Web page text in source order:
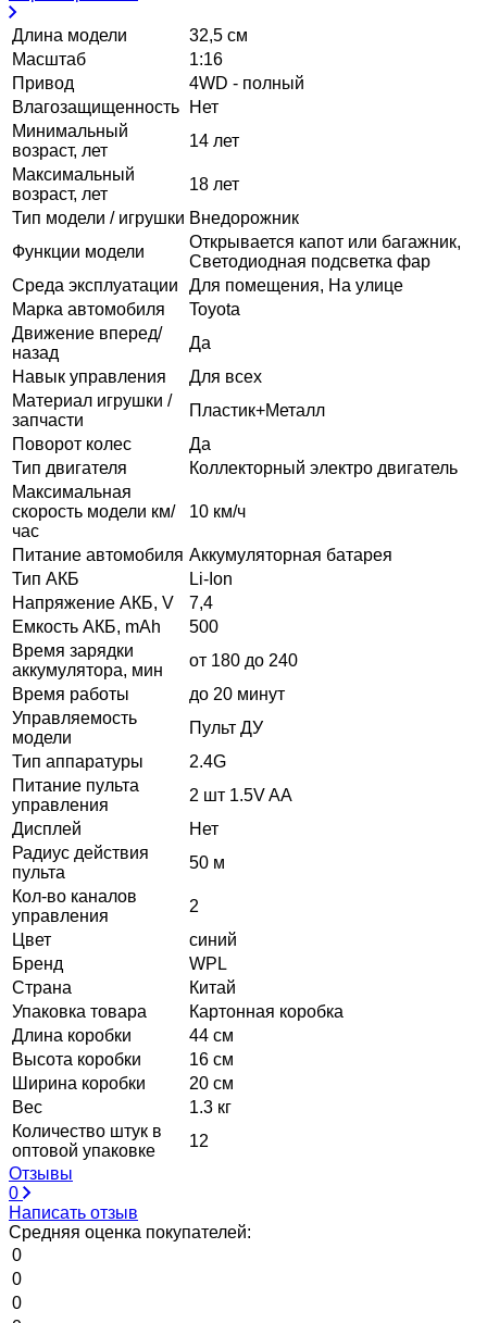
Длина модели
32,5 см
Масштаб
1:16
Привод
4WD - полный
Влагозащищенность
Нет
Минимальный
возраст, лет
14 лет
Максимальный
возраст, лет
18 лет
Тип модели / игрушки Внедорожник
Функции модели
Открывается капот или багажник,
Светодиодная подсветка фар
Среда эксплуатации
Для помещения, На улице
Марка автомобиля
Toyota
Движение вперед/
назад
Да
Навык управления
Для всех
Материал игрушки /
запчасти
Пластик+Металл
Поворот колес
Да
Тип двигателя
Коллекторный электро двигатель
Максимальная
скорость модели км/
час
10 км/ч
Питание автомобиля Аккумуляторная батарея
Тип АКБ
Li-Ion
Напряжение АКБ, V
7,4
Емкость АКБ, mAh
500
Время зарядки
аккумулятора, мин
от 180 до 240
Время работы
до 20 минут
Управляемость
модели
Пульт ДУ
Тип аппаратуры
2.4G
Питание пульта
управления
2 шт 1.5V AA
Дисплей
Нет
Радиус действия
пульта
50 м
Кол-во каналов
управления
2
Цвет
синий
Бренд
WPL
Страна
Китай
Упаковка товара
Картонная коробка
Длина коробки
44 см
Высота коробки
16 см
Ширина коробки
20 см
Вес
1.3 кг
Количество штук в
оптовой упаковке
12
Отзывы
0
Написать отзыв
Средняя оценка покупателей:
0
0
0